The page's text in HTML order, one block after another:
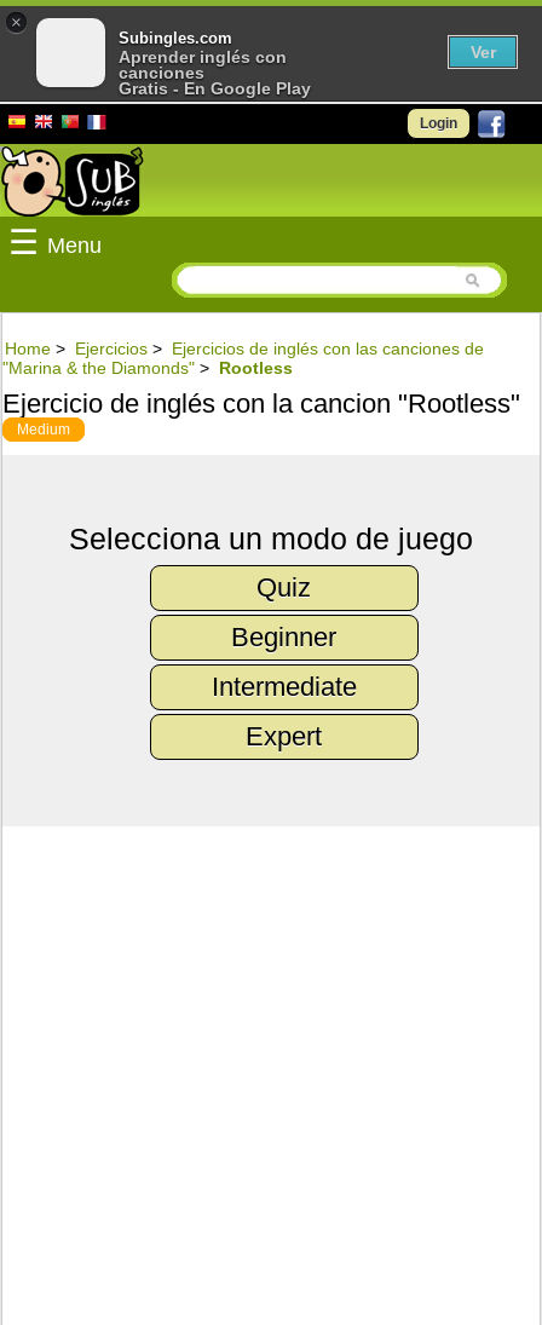
Login
☰ Menu
Home > Ejercicios > Ejercicios de inglés con las canciones de
"Marina & the Diamonds" > Rootless
Ejercicio de inglés con la cancion "Rootless"
Medium
Selecciona un modo de juego
Quiz
Beginner
Intermediate
Expert
×
Subingles.com
Aprender inglés con
canciones
Gratis - En Google Play
Ver